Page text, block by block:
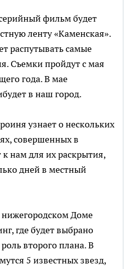
фильм будет
ленту «Каменская».
распутывать самые
Съемки пройдут с мая
года. В мае
в наш город.
узнает о нескольких
совершенных в
нам для их раскрытия,
дней в местный
нижегородском Доме
где будет выбрано
второго плана. В
5 известных звезд,